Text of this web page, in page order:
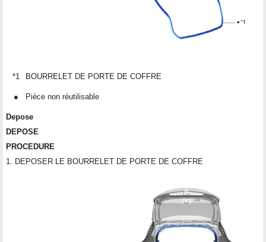
*1 BOURRELET DE PORTE DE COFFRE
● Pièce non réutilisable
Depose
DEPOSE
PROCEDURE
1. DEPOSER LE BOURRELET DE PORTE DE COFFRE